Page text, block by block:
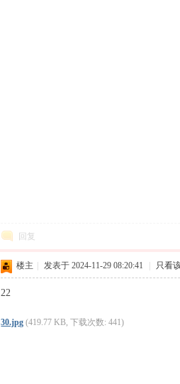
回复
楼主 发表于 2024-11-29 08:20:41 只看
22
30.jpg (419.77 KB, 下载次数: 441)